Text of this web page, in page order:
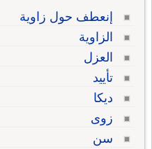
إنعطف حول زاوية
الزاوية
العزل
تأييد
ديكا
زوى
سن